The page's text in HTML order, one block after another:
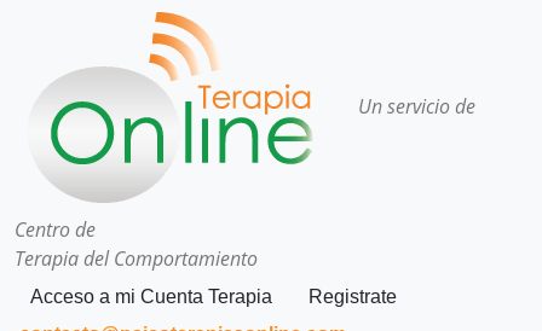
Un servicio de
Centro de
Terapia del Comportamiento
Acceso a mi Cuenta Terapia
Registrate